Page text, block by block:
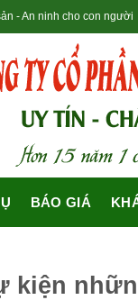
- An ninh cho con người
BÁO GIÁ
kiện